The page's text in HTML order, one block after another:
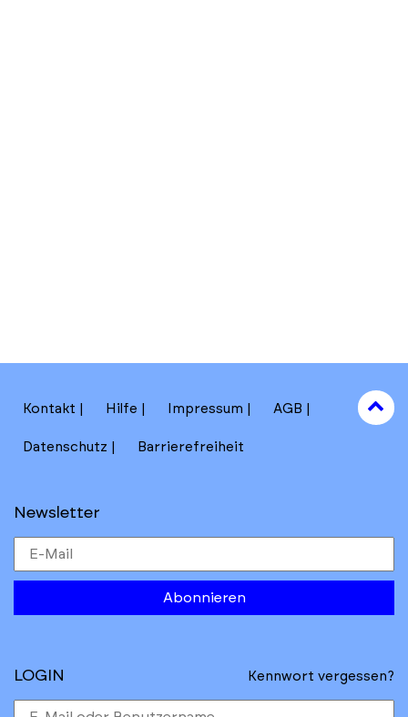
Kontakt Hilfe Impressum AGB
Datenschutz Barrierefreiheit
Newsletter
Abonnieren
to
top
LOGIN Kennwort vergessen?